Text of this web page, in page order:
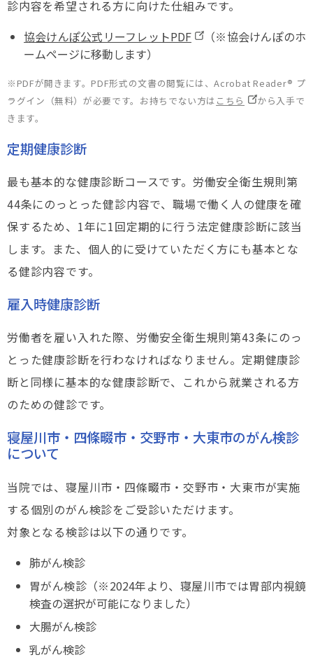
診内容を希望される方に向けた仕組みです。
協会けんぽ公式リーフレットPDF
（※協会けんぽのホ
ームページに移動します）
※PDFが開きます。PDF形式の文書の閲覧には、Acrobat Reader® プ
ラグイン（無料）が必要です。お持ちでない方は こちら
から入手で
きます。
定期健康診断
最も基本的な健康診断コースです。労働安全衛生規則第
44条にのっとった健診内容で、職場で働く人の健康を確
保するため、1年に1回定期的に行う法定健康診断に該当
します。また、個人的に受けていただく方にも基本とな
る健診内容です。
雇入時健康診断
労働者を雇い入れた際、労働安全衛生規則第43条にのっ
とった健康診断を行わなければなりません。定期健康診
断と同様に基本的な健康診断で、これから就業される方
のための健診です。
寝屋川市・四條畷市・交野市・大東市のがん検診
について
当院では、寝屋川市・四條畷市・交野市・大東市が実施
する個別のがん検診をご受診いただけます。
対象となる検診は以下の通りです。
肺がん検診
胃がん検診（※2024年より、寝屋川市では胃部内視鏡
検査の選択が可能になりました）
大腸がん検診
乳がん検診